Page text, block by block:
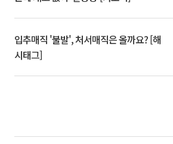
입추매직 '불발', 처서매직은 올까요? [해
시태그]